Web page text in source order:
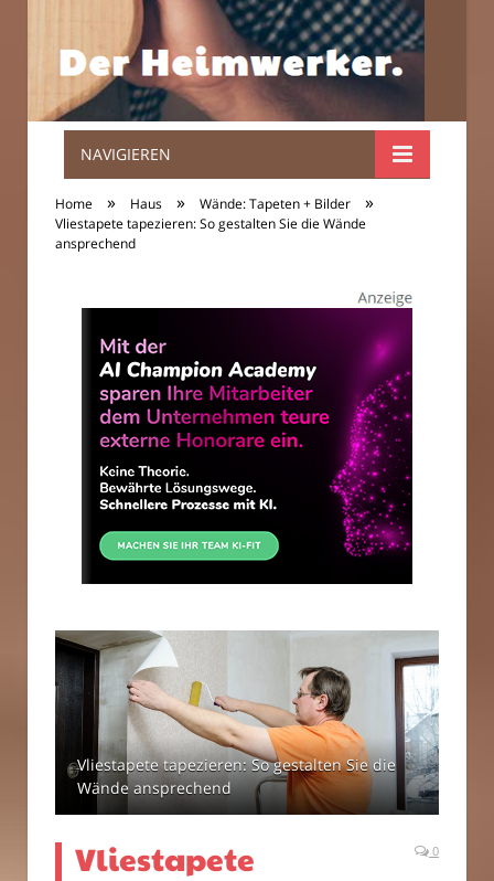
Der
Heimwerker.
NAVIGIEREN
Home » Haus » Wände: Tapeten + Bilder »
Vliestapete tapezieren: So gestalten Sie die Wände
ansprechend
Vliestapete tapezieren: So gestalten Sie die
Wände ansprechend
Vliestapete
0